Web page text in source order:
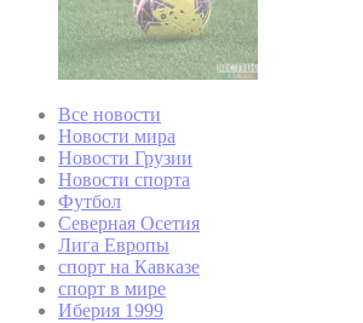
Все новости
Новости мира
Новости Грузии
Новости спорта
Футбол
Северная Осетия
Лига Европы
спорт на Кавказе
спорт в мире
Иберия 1999